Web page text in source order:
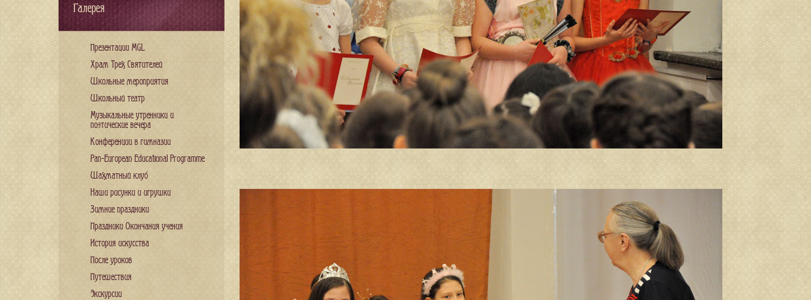
Галерея
Презентации MGL
Храм Трех Святителей
Школьные мероприятия
Школьный театр
Музыкальные утренники и
поэтические вечера
Конференции в гимназии
Pan-European Educational Programme
Шахматный клуб
Наши рисунки и игрушки
Зимние праздники
Праздники Окончания учения
История искусства
После уроков
Путешествия
Экскурсии